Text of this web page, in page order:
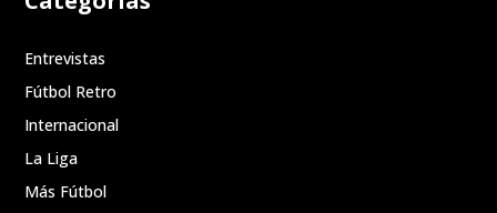
Entrevistas
Fútbol Retro
Internacional
La Liga
Más Fútbol